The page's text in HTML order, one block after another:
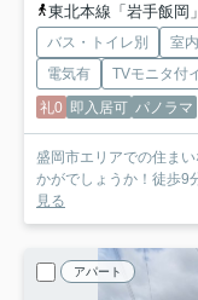
東北本線「岩手飯岡
バス・トイレ別 室
電気有
TVモニタ付
礼0 即入居可 パノラマ
盛岡市エリアでの住ま
かがでしょうか！徒歩9
見る
アパート